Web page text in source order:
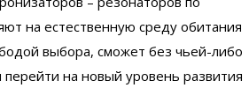
на естественную среду обитания
выбора, сможет без чьей-либо
на новый уровень развития